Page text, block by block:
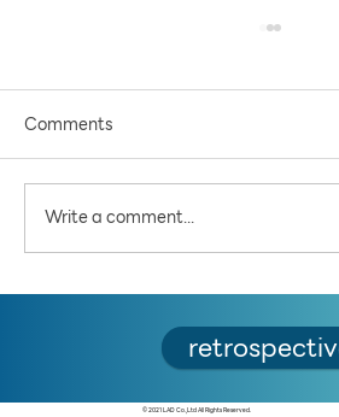
เจ้าพระยา: แลนด์มาร์คใหม่ เพื่อใค
Comments
Write a comment...
© 2021 LAD Co.,Ltd All Rights Reserved.